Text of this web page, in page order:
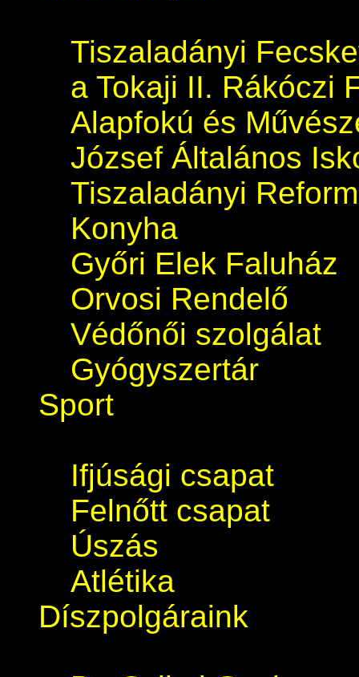
Tiszaladányi
a Tokaji II. Rákóczi
Alapfokú és
József Általános
Tiszaladányi
Konyha
Győri Elek Faluház
Orvosi Rendelő
Védőnői szolgálat
Gyógyszertár
Sport
Ifjúsági csapat
Felnőtt csapat
Úszás
Atlétika
Díszpolgáraink